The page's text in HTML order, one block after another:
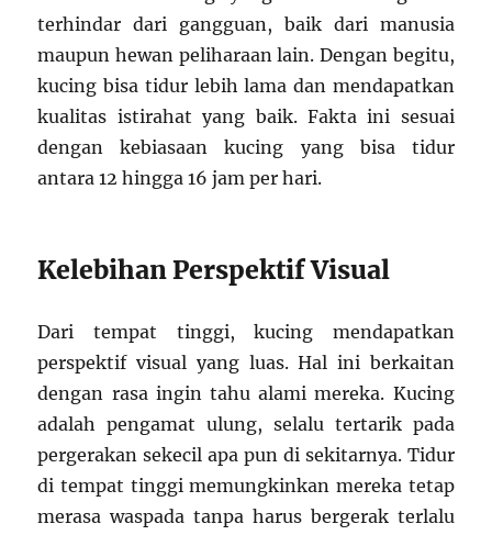
terhindar dari gangguan, baik dari manusia
maupun hewan peliharaan lain. Dengan begitu,
kucing bisa tidur lebih lama dan mendapatkan
kualitas istirahat yang baik. Fakta ini sesuai
dengan kebiasaan kucing yang bisa tidur
antara 12 hingga 16 jam per hari.
Kelebihan Perspektif Visual
Dari tempat tinggi, kucing mendapatkan
perspektif visual yang luas. Hal ini berkaitan
dengan rasa ingin tahu alami mereka. Kucing
adalah pengamat ulung, selalu tertarik pada
pergerakan sekecil apa pun di sekitarnya. Tidur
di tempat tinggi memungkinkan mereka tetap
merasa waspada tanpa harus bergerak terlalu